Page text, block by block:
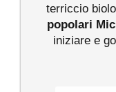
terriccio
popolari
iniziare e